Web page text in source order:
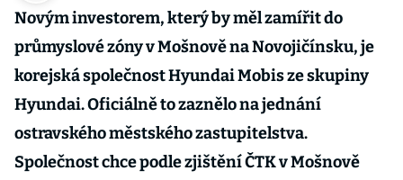
Novým investorem, který by měl zamířit do
průmyslové zóny v Mošnově na Novojičínsku, je
korejská společnost Hyundai Mobis ze skupiny
Hyundai. Oficiálně to zaznělo na jednání
ostravského městského zastupitelstva.
Společnost chce podle zjištění ČTK v Mošnově